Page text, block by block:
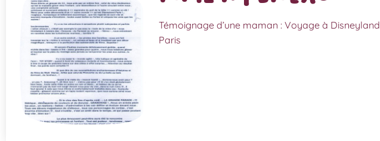
Témoignage d’une maman : Voyage à Disneyland
Paris